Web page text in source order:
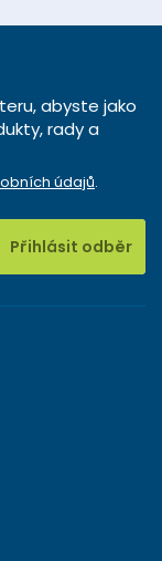
abyste jako
rady a
údajů.
Přihlásit odběr